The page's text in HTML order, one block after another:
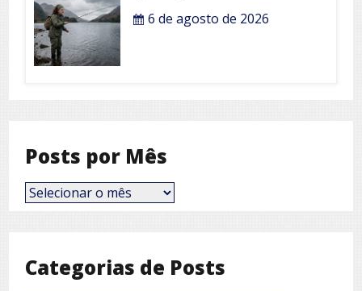
6 de agosto de 2026
Posts por Mês
Posts
por
Categorias de Posts